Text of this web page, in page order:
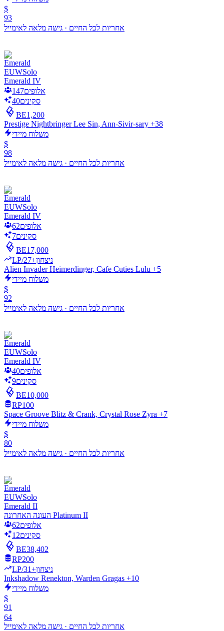
$
93
אחריות לכל החיים · גישה מלאה לאימייל
EUWSolo
Emerald IV
אלופים147
סקינים40
BE1,200
Prestige Nightbringer Lee Sin, Ann-Sivir-sary +38
משלוח מיידי
$
98
אחריות לכל החיים · גישה מלאה לאימייל
EUWSolo
Emerald IV
אלופים62
סקינים7
BE17,000
LP/ניצחון+27
Alien Invader Heimerdinger, Cafe Cuties Lulu +5
משלוח מיידי
$
92
אחריות לכל החיים · גישה מלאה לאימייל
EUWSolo
Emerald IV
אלופים40
סקינים9
BE10,000
RP100
Space Groove Blitz & Crank, Crystal Rose Zyra +7
משלוח מיידי
$
80
אחריות לכל החיים · גישה מלאה לאימייל
EUWSolo
Emerald II
העונה האחרונה Platinum II
אלופים62
סקינים12
BE38,402
RP200
LP/ניצחון+31
Inkshadow Renekton, Warden Gragas +10
משלוח מיידי
$
91
64
אחריות לכל החיים · גישה מלאה לאימייל